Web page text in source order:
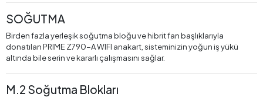
SOĞUTMA
Birden fazla yerleşik soğutma bloğu ve hibrit fan başlıklarıyla
donatılan PRIME Z790-A WIFI anakart, sisteminizin yoğun iş yükü
altında bile serin ve kararlı çalışmasını sağlar.
M.2 Soğutma Blokları